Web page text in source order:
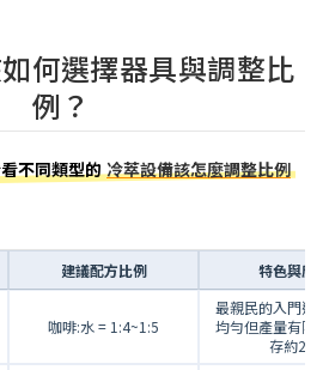
何選擇器具與調整比
例？
不同類型的 冷萃設備該怎麼調整比例
建議配方比例 特色與應用
咖啡:水 = 1:4~1:5
最親民的入門選
均勻但產量有限
存約2週